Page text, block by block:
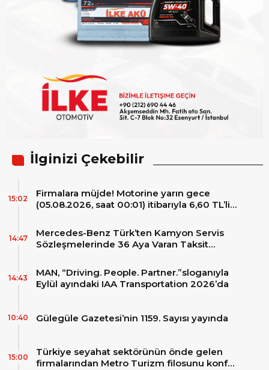
İlginizi Çekebilir
Firmalara müjde! Motorine yarın gece
(05.08.2026, saat 00:01) itibarıyla 6,60 TL’lik
15:02
Mercedes-Benz Türk’ten Kamyon Servis
Sözleşmelerinde 36 Aya Varan Taksit
14:47
MAN, “Driving. People. Partner.”sloganıyla
Eylül ayındaki IAA Transportation 2026’da
14:43
Gülegüle Gazetesi’nin 1159. Sayısı yayında
10:40
Türkiye seyahat sektörünün önde gelen
firmalarından Metro Turizm filosunu konfor
15:00